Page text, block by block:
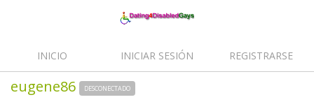
INICIO INICIAR SESIÓN REGISTRARSE
eugene86 DESCONECTADO